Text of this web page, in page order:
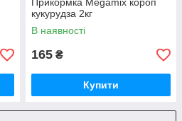
кукурудза 2кг
В наявності
165 ₴
Купити